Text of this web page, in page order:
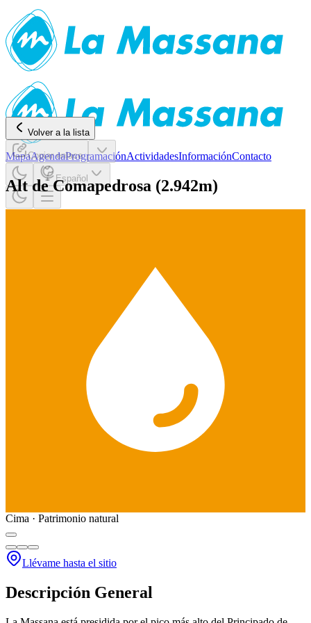
MapaAgendaProgramaciónActividadesInformaciónContacto
Español
Volver a la lista
Copiar enlace
Alt de Comapedrosa (2.942m)
Cima · Patrimonio natural
Llévame hasta el sitio
Descripción General